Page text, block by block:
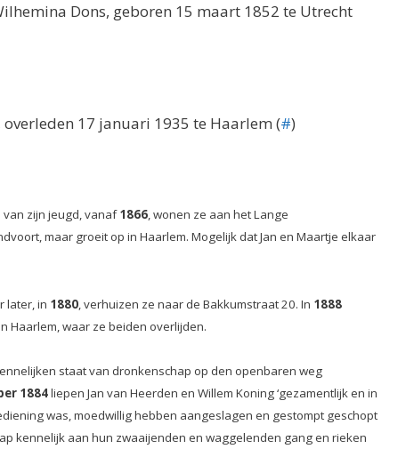
Dons, geboren 15 maart 1852 te Utrecht
overleden 17 januari 1935 te Haarlem (#)
van zijn jeugd, vanaf1866, wonen ze aan het Lange
maar groeit op in Haarlem. Mogelijk dat Jan en Maartje elkaar
later, in 1880 , verhuizen ze naar de Bakkumstraat 20. In 1888
Haarlem, waar ze beiden overlijden.
staat van dronkenschap op den openbaren weg
1884liepen Jan van Heerden en Willem Koning ‘gezamentlijk en in
was, moedwillig hebben aangeslagen en gestompt geschopt
kennelijk aan hun zwaaijenden en waggelenden gang en rieken